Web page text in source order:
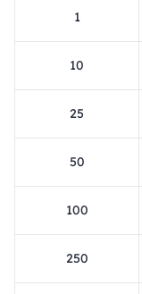
1
10
25
50
100
250